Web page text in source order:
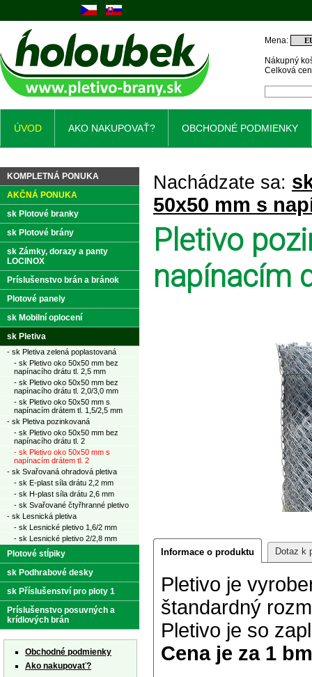
Nachádzate sa:
50x50 mm s
Pletivo
napínacím
Informace o produktu Dotaz k
Pletivo je
štandardný
Pletivo je so
Cena je za 1
KOMPLETNÁ PONUKA
AKČNÁ PONUKA
sk Plotové branky
sk Plotové brány
sk Zámky, dorazy a panty
LOCINOX
Príslušenstvo brán a bránok
Plotové panely
sk Mobilní oplocení
sk Pletiva
- sk Pletiva zelená poplastovaná
- sk Pletivo oko 50x50 mm bez
napínacího drátu tl. 2,5 mm
- sk Pletivo oko 50x50 mm bez
napínacího drátu tl. 2,0/3,0 mm
- sk Pletivo oko 50x50 mm s
napínacím drátem tl. 1,5/2,5 mm
- sk Pletiva pozinkovaná
- sk Pletivo oko 50x50 mm bez
napínacího drátu tl. 2
- sk Pletivo oko 50x50 mm s
napínacím drátem tl. 2
- sk Svařovaná ohradová pletiva
- sk E-plast síla drátu 2,2 mm
- sk H-plast síla drátu 2,6 mm
- sk Svařované čtyřhranné pletivo
- sk Lesnická pletiva
- sk Lesnické pletivo 1,6/2 mm
- sk Lesnické pletivo 2/2,8 mm
Plotové stĺpiky
sk Podhrabové desky
sk Příslušenství pro ploty 1
Príslušenstvo posuvných a
krídlových brán
Obchodné podmienky
Ako nakupovať?
Nákupný
Celková
Mena:
ÚVOD AKO NAKUPOVAŤ? OBCHODNÉ PODMIENKY